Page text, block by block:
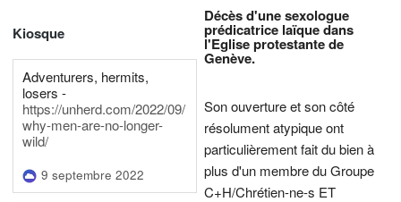
Kiosque
Adventurers, hermits,
losers -
https://unherd.com/2022/09/
why-men-are-no-longer-
wild/
9 septembre 2022
Décès d'une sexologue
prédicatrice laïque dans
l'Eglise protestante de
Genève.
Son ouverture et son côté
résolument atypique ont
particulièrement fait du bien à
plus d'un membre du Groupe
C+H/Chrétien-ne-s ET